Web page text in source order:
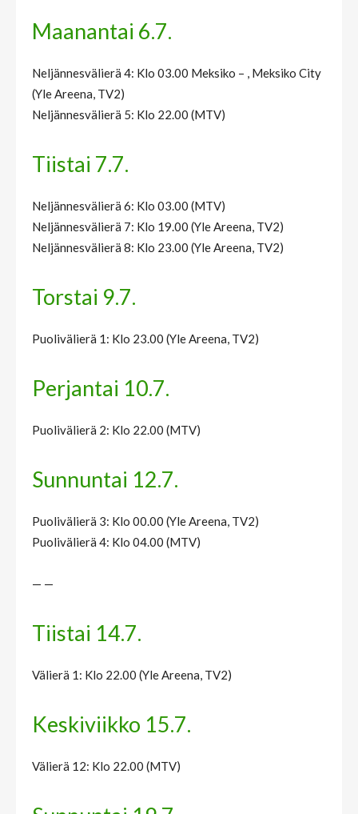
Maanantai 6.7.
Neljännesvälierä 4: Klo 03.00 Meksiko – , Meksiko City
(Yle Areena, TV2)
Neljännesvälierä 5: Klo 22.00 (MTV)
Tiistai 7.7.
Neljännesvälierä 6: Klo 03.00 (MTV)
Neljännesvälierä 7: Klo 19.00 (Yle Areena, TV2)
Neljännesvälierä 8: Klo 23.00 (Yle Areena, TV2)
Torstai 9.7.
Puolivälierä 1: Klo 23.00 (Yle Areena, TV2)
Perjantai 10.7.
Puolivälierä 2: Klo 22.00 (MTV)
Sunnuntai 12.7.
Puolivälierä 3: Klo 00.00 (Yle Areena, TV2)
Puolivälierä 4: Klo 04.00 (MTV)
— —
Tiistai 14.7.
Välierä 1: Klo 22.00 (Yle Areena, TV2)
Keskiviikko 15.7.
Välierä 12: Klo 22.00 (MTV)